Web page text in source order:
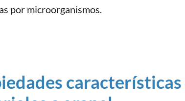
por microorganismos.
características